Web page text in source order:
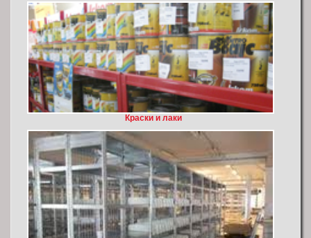
Краски и лаки